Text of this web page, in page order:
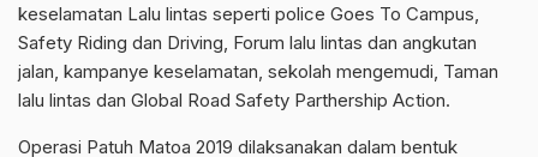
keselamatan Lalu lintas seperti police Goes To Campus,
Safety Riding dan Driving, Forum lalu lintas dan angkutan
jalan, kampanye keselamatan, sekolah mengemudi, Taman
lalu lintas dan Global Road Safety Parthership Action.
Operasi Patuh Matoa 2019 dilaksanakan dalam bentuk